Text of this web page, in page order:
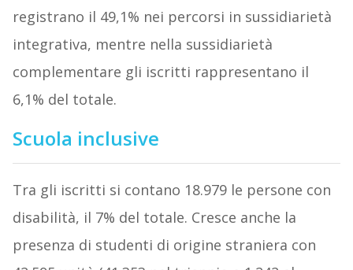
registrano il 49,1% nei percorsi in sussidiarietà
integrativa, mentre nella sussidiarietà
complementare gli iscritti rappresentano il
6,1% del totale.
Scuola inclusive
Tra gli iscritti si contano 18.979 le persone con
disabilità, il 7% del totale. Cresce anche la
presenza di studenti di origine straniera con